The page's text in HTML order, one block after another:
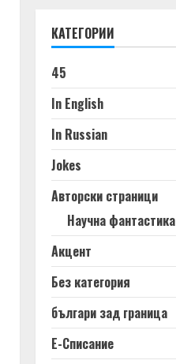
КАТЕГОРИИ
45
In English
In Russian
Jokes
Авторски страници
Научна фантастика
Акцент
Без категория
българи зад граница
Е-Списание